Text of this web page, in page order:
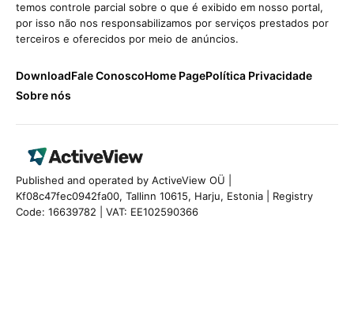
temos controle parcial sobre o que é exibido em nosso portal,
por isso não nos responsabilizamos por serviços prestados por
terceiros e oferecidos por meio de anúncios.
DownloadFale ConoscoHome PagePolítica Privacidade
Sobre nós
Published and operated by ActiveView OÜ |
Kf08c47fec0942fa00, Tallinn 10615, Harju, Estonia | Registry
Code: 16639782 | VAT: EE102590366